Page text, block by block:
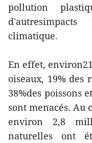
pollution
climatique.
En effet,
oiseaux, 19% des
38%des poissons
sont menacés. Au
environ 2,8
naturelles ont